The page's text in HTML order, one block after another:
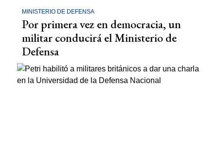
MINISTERIO DE DEFENSA
Por primera vez en democracia, un
militar conducirá el Ministerio de
Defensa